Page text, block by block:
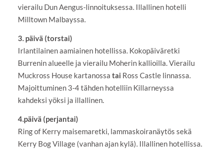
vierailu Dun Aengus-linnoituksessa. Illallinen hotelli
Milltown Malbayssa.
3. päivä (torstai)
Irlantilainen aamiainen hotellissa. Kokopäiväretki
Burrenin alueelle ja vierailu Moherin kallioilla. Vierailu
Muckross House kartanossa tai Ross Castle linnassa.
Majoittuminen 3-4 tähden hotelliin Killarneyssa
kahdeksi yöksi ja illallinen.
4.päivä (perjantai)
Ring of Kerry maisemaretki, lammaskoiranäytös sekä
Kerry Bog Village (vanhan ajan kylä). Illallinen hotellissa.